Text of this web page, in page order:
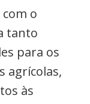
o
tanto
para os
agrícolas,
às